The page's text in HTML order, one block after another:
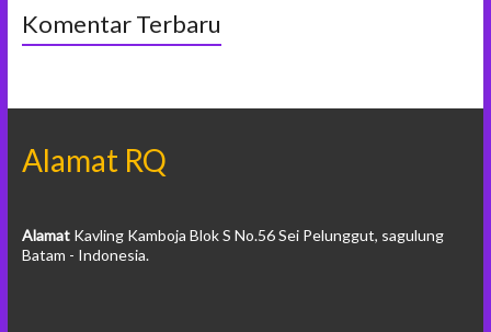
Komentar Terbaru
Alamat RQ
AlamatKavling Kamboja Blok S No.56 Sei Pelunggut, sagulung
Batam - Indonesia.